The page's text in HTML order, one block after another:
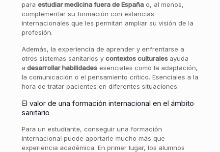
para estudiar medicina fuera de Españao, al menos,
complementar su formación con estancias
internacionales que les permitan ampliar su visión de la
profesión.
Además, la experiencia de aprender y enfrentarse a
otros sistemas sanitarios y contextos culturales ayuda
a desarrollar habilidadesesenciales como la adaptación,
la comunicación o el pensamiento crítico. Esenciales a la
hora de tratar pacientes en diferentes situaciones.
El valor de una formación internacional en el ámbito
sanitario
Para un estudiante, conseguir una formación
internacional puede aportarle mucho más que
experiencia académica. En primer lugar, los alumnos